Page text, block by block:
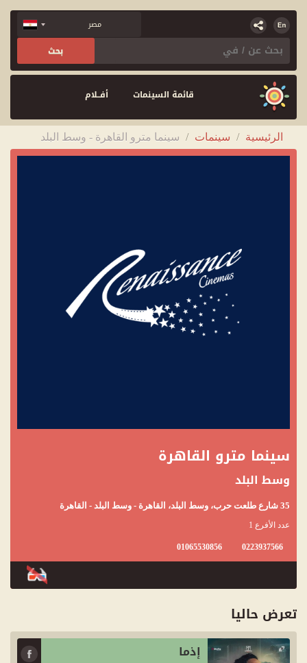
قائمة السينمات أفــلام
الرئيسية / سينمات / سينما مترو القاهرة - وسط البلد
سينما مترو القاهرة
وسط البلد
35 شارع طلعت حرب، وسط البلد، القاهرة - وسط البلد - القاهرة
عدد الأفرع 1
0223937566
01065530856
تعرض حاليا
إذما